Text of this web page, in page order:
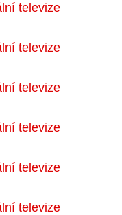
televize
televize
televize
televize
televize
televize